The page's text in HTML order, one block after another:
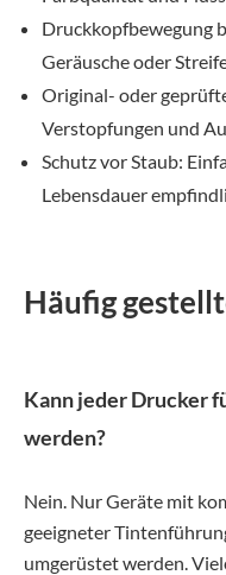
Druckkopfbewegung
Geräusche oder
Original- oder
Verstopfungen und
Schutz vor Staub:
Lebensdauer
Häufig
Kann jeder Drucker
werden?
Nein. Nur Geräte mit
geeigneter
umgerüstet werden.